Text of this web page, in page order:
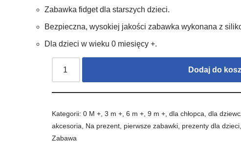
Zabawka fidget dla starszych dzieci.
Bezpieczna, wysokiej jakości zabawka wykonana z
Dla dzieci w wieku 0 miesięcy +.
Dodaj do
Kategorii:0 M + ,3 m + ,6 m + ,9 m + ,dla chłopca ,dla
akcesoria
Na prezent pierwsze zabawki prezenty dla dzieci
Zabawa